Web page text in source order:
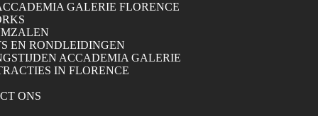
GALERIE FLORENCE
EN RONDLEIDINGEN
ACCADEMIA GALERIE
IN FLORENCE
ONS